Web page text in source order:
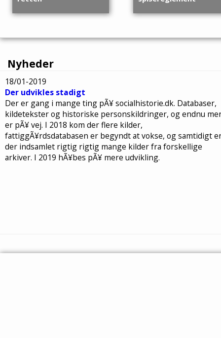
dem.
fattigbestyre af
Dronninglund fattiggård
bliver bestyreren og hans
hustru anklaget for
bedrageri. Bestyreren
havde til eget brug,
svindlet...
året 1882...
Nyheder
18/01-2019
Der udvikles stadigt
Der er gang i mange ting pÃ¥ socialhistorie.dk. Databaser,
kildetekster og historiske personskildringer, og endnu
er pÃ¥ vej. I 2018 kom der flere kilder,
fattiggÃ¥rdsdatabasen er begyndt at vokse, og samtidigt
der indsamlet rigtig rigtig mange kilder fra forskellige
arkiver. I 2019 hÃ¥bes pÃ¥ mere udvikling.